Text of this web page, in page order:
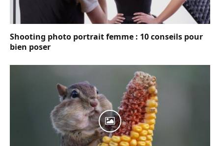
Shooting photo portrait femme : 10 conseils pour
bien poser